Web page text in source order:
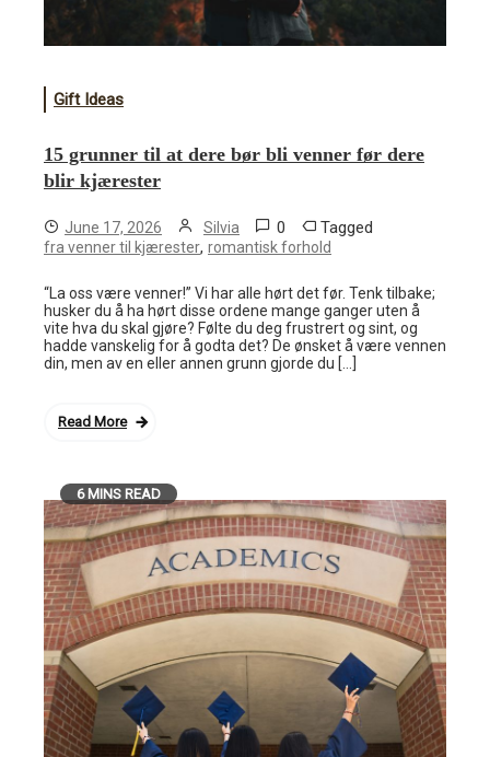
Gift Ideas
15 grunner til at dere bør bli venner før dere
blir kjærester
June 17, 2026 Silvia 0 Tagged
fra venner til kjærester, romantisk forhold
“La oss være venner!” Vi har alle hørt det før. Tenk tilbake;
husker du å ha hørt disse ordene mange ganger uten å
vite hva du skal gjøre? Følte du deg frustrert og sint, og
hadde vanskelig for å godta det? De ønsket å være vennen
din, men av en eller annen grunn gjorde du […]
Read More
6 MINS READ